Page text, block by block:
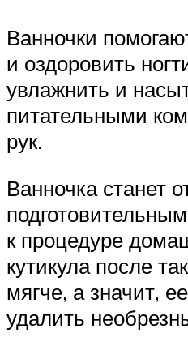
Ванночки
и оздоровить
увлажнить и
питательными
рук.
Ванночка станет
к процедуре
кутикула после
мягче, а значит,
удалить